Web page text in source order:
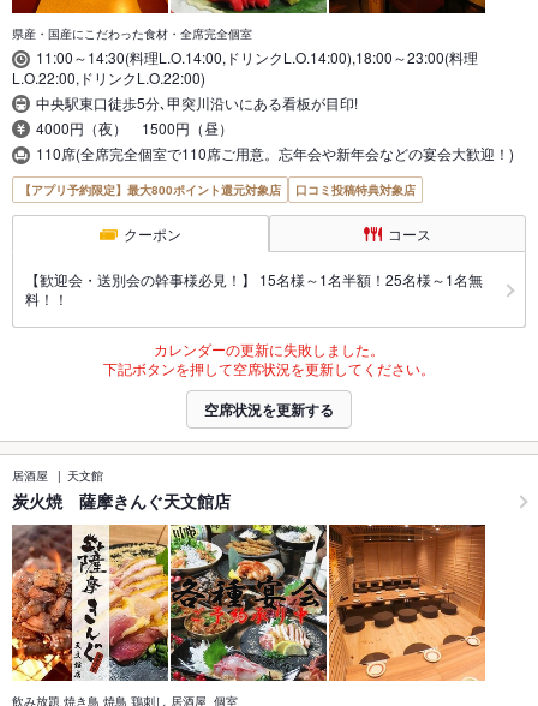
県産・国産にこだわった食材・全席完全個室
11:00～14:30(料理L.O.14:00,ドリンクL.O.14:00),18:00～23:00(料理
L.O.22:00,ドリンクL.O.22:00)
中央駅東口徒歩5分､甲突川沿いにある看板が目印!
4000円（夜） 1500円（昼）
110席(全席完全個室で110席ご用意。忘年会や新年会などの宴会大歓迎！)
【アプリ予約限定】最大800ポイント還元対象店 口コミ投稿特典対象店
クーポン コース
【歓迎会・送別会の幹事様必見！】 15名様～1名半額！25名様～1名無
料！！
カレンダーの更新に失敗しました。
下記ボタンを押して空席状況を更新してください。
空席状況を更新する
居酒屋 天文館
炭火焼 薩摩きんぐ天文館店
飲み放題 焼き鳥 焼鳥 鶏刺し 居酒屋 個室